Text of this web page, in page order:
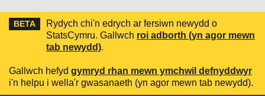
BETA
Rydych chi'n edrych ar fersiwn newydd o
StatsCymru. Gallwch roi adborth (yn agor mewn
tab newydd).
Gallwch hefyd gymryd rhan mewn ymchwil defnyddwyr
i'n helpu i wella'r gwasanaeth (yn agor mewn tab newydd).